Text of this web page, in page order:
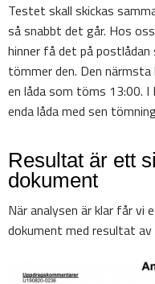
Testet skall skickas
så snabbt det går. Hos
hinner få det på
tömmer den. Den
en låda som töms 13:00. I
enda låda med sen
Resultat är ett
dokument
När analysen är klar får
dokument med resultat av